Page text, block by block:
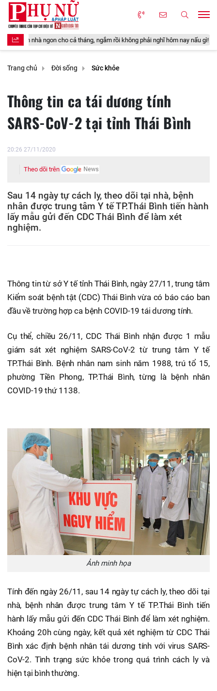
tháng, ngắm rồi không phải nghĩ hôm nay nấu gì! Loại quả đặc
Trang chủ Đời sống Sức khỏe
Thông tin ca tái dương tính
SARS-CoV-2 tại tỉnh Thái Bình
20:26 27/11/2020
Theo dõi trên
Sau 14 ngày tự cách ly, theo dõi tại nhà, bệnh
nhân được trung tâm Y tế TP.Thái Bình tiến hành
lấy mẫu gửi đến CDC Thái Bình để làm xét
nghiệm.
Thông tin từ sở Y tế tỉnh Thái Bình, ngày 27/11, trung tâm
Kiểm soát bệnh tật (CDC) Thái Bình vừa có báo cáo ban
đầu về trường hợp ca bệnh COVID-19 tái dương tính.
Cụ thể, chiều 26/11, CDC Thái Bình nhận được 1 mẫu
giám sát xét nghiệm SARS-CoV-2 từ trung tâm Y tế
TP.Thái Bình. Bệnh nhân nam sinh năm 1988, trú tổ 15,
phường Tiền Phong, TP.Thái Bình, từng là bệnh nhân
COVID-19 thứ 1138.
Ảnh minh họa
Tính đến ngày 26/11, sau 14 ngày tự cách ly, theo dõi tại
nhà, bệnh nhân được trung tâm Y tế TP.Thái Bình tiến
hành lấy mẫu gửi đến CDC Thái Bình để làm xét nghiệm.
Khoảng 20h cùng ngày, kết quả xét nghiệm từ CDC Thái
Bình xác định bệnh nhân tái dương tính với virus SARS-
CoV-2. Tình trạng sức khỏe trong quá trình cách ly và
hiện tại bình thường.